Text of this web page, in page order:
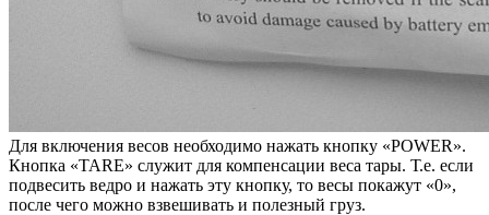
Для включения весов необходимо нажать кнопку «POWER».
Кнопка «TARE» служит для компенсации веса тары. Т.е. если
подвесить ведро и нажать эту кнопку, то весы покажут «0»,
после чего можно взвешивать и полезный груз.